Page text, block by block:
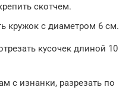
скотчем.
кружок с диаметром 6 см.
кусочек длиной 10
с изнанки, разрезать по